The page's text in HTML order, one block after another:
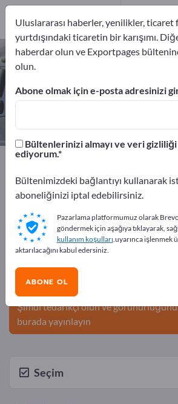
Atık araçları –
Exportpages
Exportpages'te ücretsiz
verin!
İhtiyaçlar – Teklifler – İkinci El Ürünler
Bilgileri >> buradan başlayın
Şirketinizi ve ürünlerinizi
Exportpages'te
Şimdi tedarikçi olun ve
burada yayınlayın
Seçim
Uluslararası haberler, yenilikler, ticaret
yurtdışındaki ticaretin bir karışımı.
haberdar olun ve Exportpages
olun.
Abone olmak için e-posta adresinizi
Bültenlerinizi almayı ve veri gizliliği
ediyorum.
Bültenimizdeki bağlantıyı kullanarak
aboneliğinizi iptal edebilirsiniz.
Pazarlama platformumuz olarak
göndermek için aşağıya tıklayarak,
kullanım koşulları.uyarınca işlenmek
aktarılacağını kabul edersiniz.
ABONE OL